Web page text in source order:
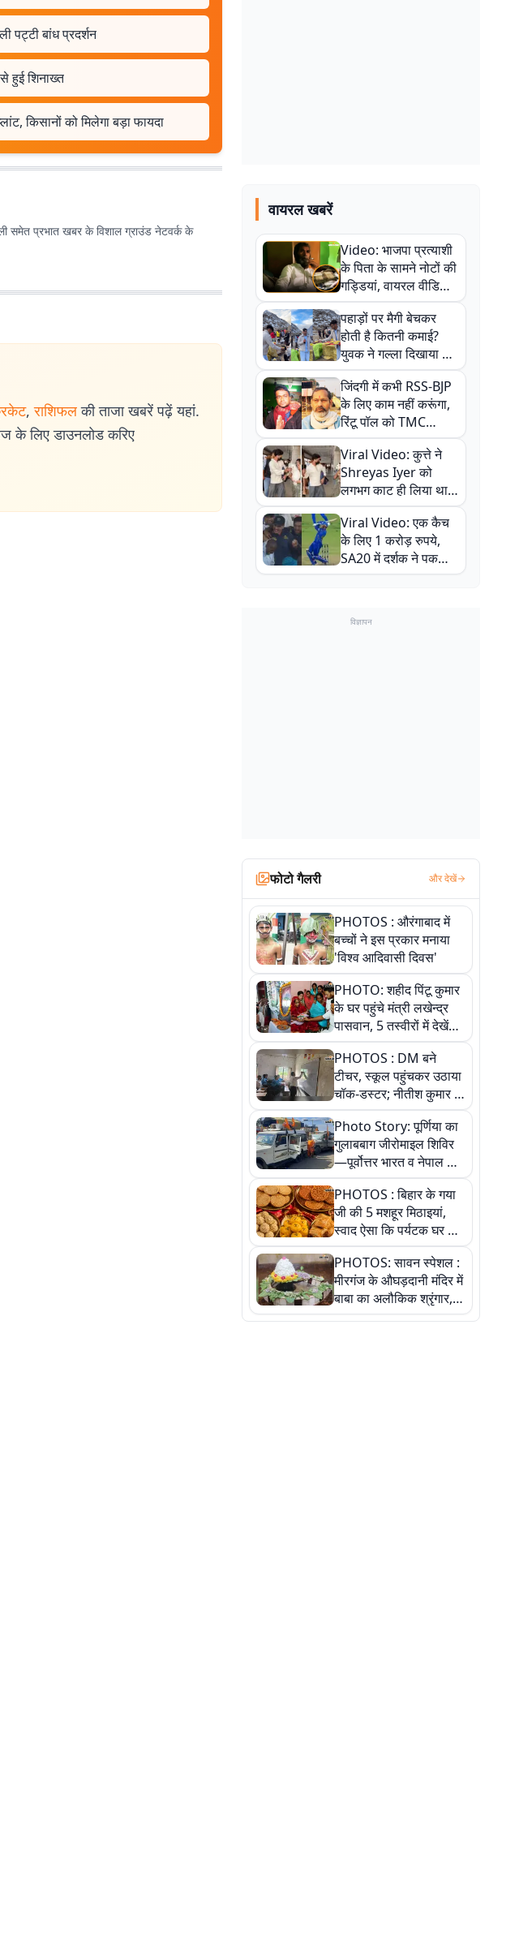
पट्टी बांध प्रदर्शन
हुई शिनाख्त
किसानों को मिलेगा बड़ा फायदा
समेत प्रभात खबर के विशाल ग्राउंड नेटवर्क के
, राशिफल की ताजा खबरें पढ़ें यहां.
के लिए डाउनलोड करिए
वायरल खबरें
Video: भाजपा प्रत्याशी
के पिता के सामने नोटों की
गड्डियां, वायरल वीडियो
से राजनीति में उबाल,
अजित महतो बोले- TMC
की गंदी चाल
पहाड़ों पर मैगी बेचकर
होती है कितनी कमाई?
युवक ने गल्ला दिखाया तो
नौकरी वालों के खड़े हो गए
कान
जिंदगी में कभी RSS-BJP
के लिए काम नहीं करूंगा,
रिंटू पॉल को TMC
ऑफिस में ले जाकर पीटा,
Video वायरल
Viral Video: कुत्ते ने
Shreyas Iyer को
लगभग काट ही लिया था,
न्यूजीलैंड सीरीज से पहले
बाल-बाल बचे
Viral Video: एक कैच
के लिए 1 करोड़ रुपये,
SA20 में दर्शक ने पकड़ा
एक हाथ से गजब का कैच
विज्ञापन
फोटो गैलरी और देखें
PHOTOS : औरंगाबाद में
बच्चों ने इस प्रकार मनाया
'विश्व आदिवासी दिवस'
PHOTO: शहीद पिंटू कुमार
के घर पहुंचे मंत्री लखेन्द्र
पासवान, 5 तस्वीरों में देखें
उस भावुक पल की पूरी
कहानी
PHOTOS : DM बने
टीचर, स्कूल पहुंचकर उठाया
चॉक-डस्टर; नीतीश कुमार के
इस चहेते अधिकारी को
जानिए
Photo Story: पूर्णिया का
गुलाबबाग जीरोमाइल शिविर
—पूर्वोत्तर भारत व नेपाल के
कांवरियों का प्रमुख सेवा धाम
PHOTOS : बिहार के गया
जी की 5 मशहूर मिठाइयां,
स्वाद ऐसा कि पर्यटक घर ले
जाना नहीं भूलते, तस्वीरों में
देखें
PHOTOS: सावन स्पेशल :
मीरगंज के औघड़दानी मंदिर में
बाबा का अलौकिक श्रृंगार,
तस्वीरों में देखें महादेव के कई